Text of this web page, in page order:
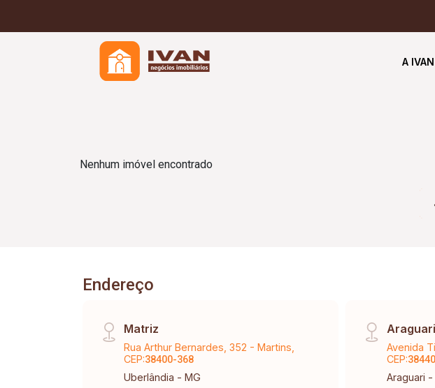
A IVAN
Nenhum imóvel encontrado
Endereço
Matriz
Rua Arthur Bernardes, 352 - Martins,
CEP:38400-368
Uberlândia - MG
Avenida
CEP:
Araguari -